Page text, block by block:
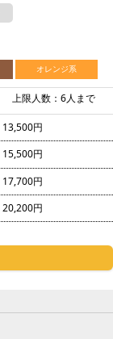
オレンジ系
上限人数：6人まで
13,500円
15,500円
17,700円
20,200円